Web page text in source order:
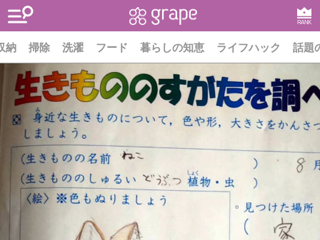
RANK
納 掃除 洗濯 フード 暮らしの知恵 ライフハック 話題